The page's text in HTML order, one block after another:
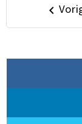
keyboard_arrow_left